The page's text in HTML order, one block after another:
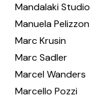
Mandalaki Studio
Manuela Pelizzon
Marc Krusin
Marc Sadler
Marcel Wanders
Marcello Pozzi